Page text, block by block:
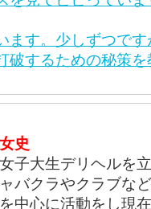
ます。少しずつで
破するための秘策
史
子大生デリヘルを
バクラやクラブな
中心に活動をし現